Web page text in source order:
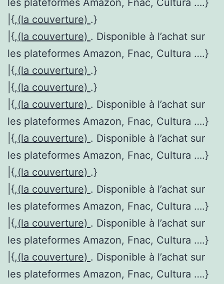
|{,(la couverture) .}
|{,(la couverture) . Disponible à l’achat sur
les plateformes Amazon, Fnac, Cultura ….}
|{,(la couverture) .}
|{,(la couverture) .}
|{,(la couverture) . Disponible à l’achat sur
les plateformes Amazon, Fnac, Cultura ….}
|{,(la couverture) . Disponible à l’achat sur
les plateformes Amazon, Fnac, Cultura ….}
|{,(la couverture) .}
|{,(la couverture) . Disponible à l’achat sur
les plateformes Amazon, Fnac, Cultura ….}
|{,(la couverture) . Disponible à l’achat sur
les plateformes Amazon, Fnac, Cultura ….}
|{,(la couverture) . Disponible à l’achat sur
les plateformes Amazon, Fnac, Cultura ….}